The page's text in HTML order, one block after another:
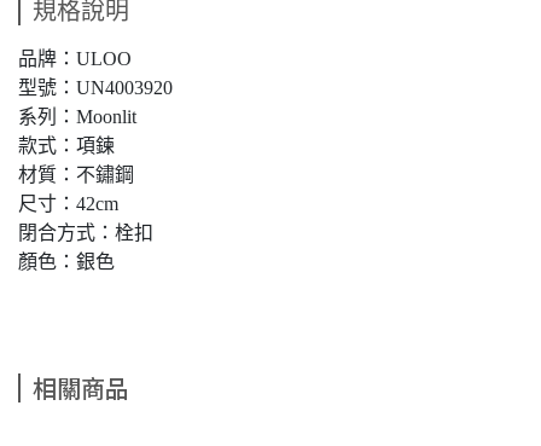
規格說明
品牌：ULOO
型號：UN4003920
系列：Moonlit
款式：項鍊
材質：不鏽鋼
尺寸：42cm
閉合方式：栓扣
顏色：銀色
相關商品